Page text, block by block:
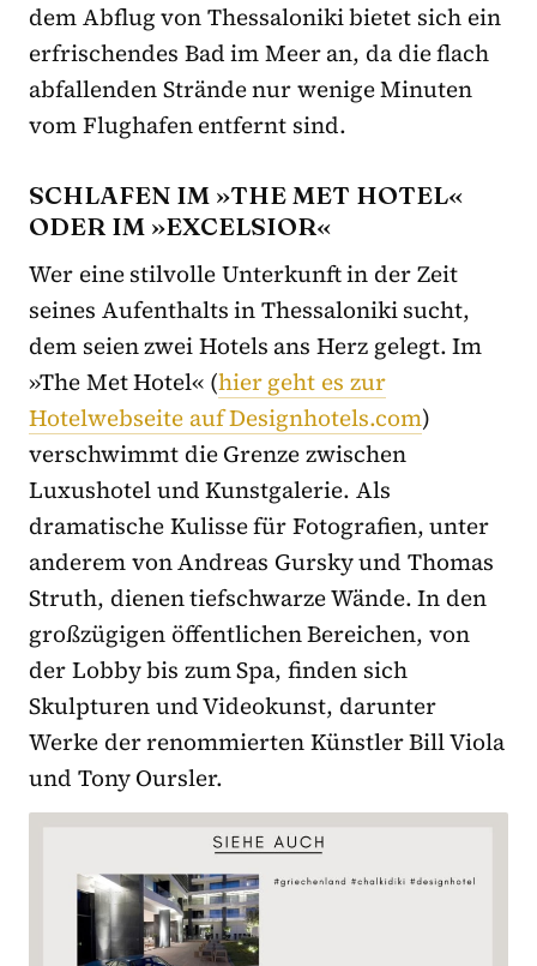
dem Abflug von Thessaloniki bietet sich ein
erfrischendes Bad im Meer an, da die flach
abfallenden Strände nur wenige Minuten
vom Flughafen entfernt sind.
SCHLAFEN IM »THE MET HOTEL«
ODER IM »EXCELSIOR«
Wer eine stilvolle Unterkunft in der Zeit
seines Aufenthalts in Thessaloniki sucht,
dem seien zwei Hotels ans Herz gelegt. Im
»The Met Hotel« (hier geht es zur
Hotelwebseite auf Designhotels.com)
verschwimmt die Grenze zwischen
Luxushotel und Kunstgalerie. Als
dramatische Kulisse für Fotografien, unter
anderem von Andreas Gursky und Thomas
Struth, dienen tiefschwarze Wände. In den
großzügigen öffentlichen Bereichen, von
der Lobby bis zum Spa, finden sich
Skulpturen und Videokunst, darunter
Werke der renommierten Künstler Bill Viola
und Tony Oursler.